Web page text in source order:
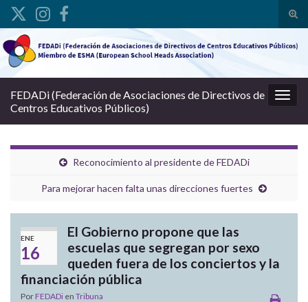
Search for:
FEDADi (Federación de Asociaciones de Directivos de
Centros Educativos Públicos)
Reconocimiento al presidente de FEDADi
Para mejorar hacen falta unas direcciones fuertes
ENE
16
El Gobierno propone que las
escuelas que segregan por sexo
queden fuera de los conciertos y la
financiación pública
Por FEDADi en Tribuna